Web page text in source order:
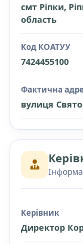
смт Ріпки,
область
Код КОАТУУ
7424455100
Фактична
вулиця
Керівник
Директор